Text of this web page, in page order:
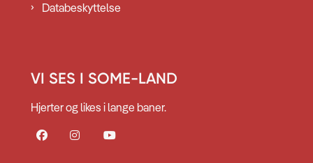
Databeskyttelse
VI SES I SOME-LAND
Hjerter og likes i lange baner.